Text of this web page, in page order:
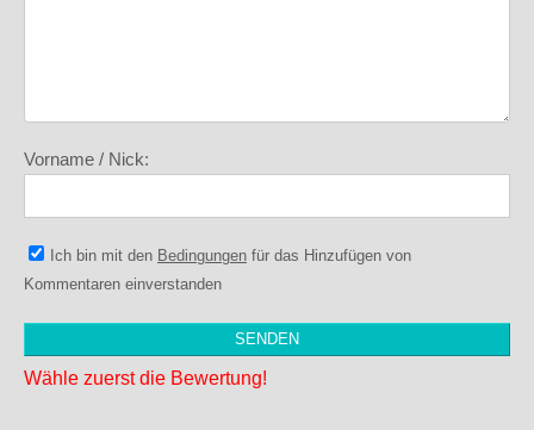
Vorname / Nick:
Ich bin mit den Bedingungen für das Hinzufügen von
Kommentaren einverstanden
Wähle zuerst die Bewertung!